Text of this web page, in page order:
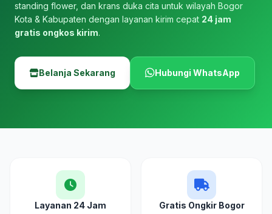
standing flower, dan krans duka cita untuk wilayah Bogor
Kota & Kabupaten dengan layanan kirim cepat 24 jam
gratis ongkos kirim.
Belanja Sekarang Hubungi WhatsApp
Layanan 24 Jam Gratis Ongkir Bogor